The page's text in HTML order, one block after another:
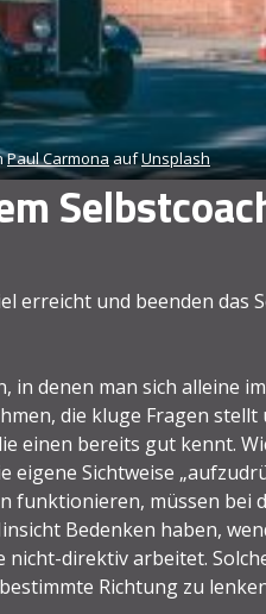
Paul CarmonaaufUnsplash
erreicht und beenden das
denen man sich alleine
die kluge Fragen
einen bereits gut kennt.
eigene Sichtweise
funktionieren, müssen bei
Bedenken haben,
direktiv arbeitet.
Richtung zu